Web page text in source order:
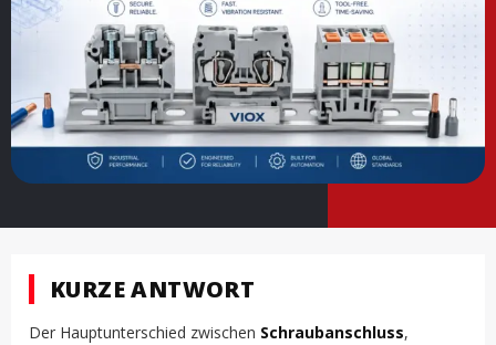
KURZE ANTWORT
Der Hauptunterschied zwischen Schraubanschluss,